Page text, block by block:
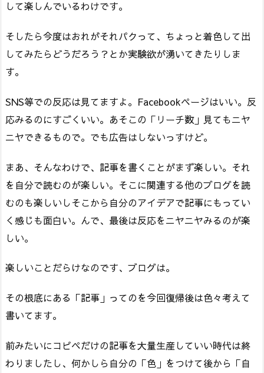
して楽しんでいるわけです。
そしたら今度はおれがそれパクって、ちょっと着色して出
してみたらどうだろう？とか実験欲が湧いてきたりしま
す。
SNS等での反応は見てますよ。Facebookページはいい。反
応みるのにすごくいい。あそこの「リーチ数」見てもニヤ
ニヤできるもので。でも広告はしないっすけど。
まあ、そんなわけで、記事を書くことがまず楽しい。それ
を自分で読むのが楽しい。そこに関連する他のブログを読
むのも楽しいしそこから自分のアイデアで記事にもってい
く感じも面白い。んで、最後は反応をニヤニヤみるのが楽
しい。
楽しいことだらけなのです、ブログは。
その根底にある「記事」ってのを今回復帰後は色々考えて
書いてます。
前みたいにコピペだけの記事を大量生産していい時代は終
わりましたし、何かしら自分の「色」をつけて後から「自